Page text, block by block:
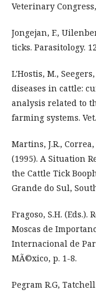
Veterinary
Jongejan, F.,
ticks. Parasitology.
L'Hostis, M.,
diseases in cattle:
analysis related to
farming systems.
Martins, J.R., Correa,
(1995). A Situation
the Cattle Tick
Grande do Sul,
Fragoso, S.H.
Moscas de
Internacional de
MÃ©xico, p. 1-8.
Pegram R.G,